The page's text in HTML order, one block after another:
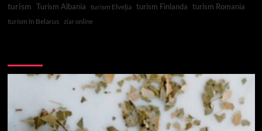
turism Turism Albania turism Elveția turism Finlanda turism Romania
turism în Belarus ziar online